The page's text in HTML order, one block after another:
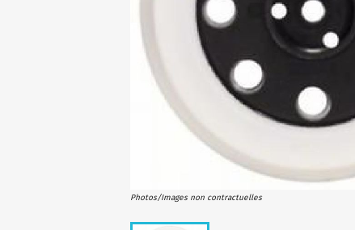
Photos/Images non contractuelles